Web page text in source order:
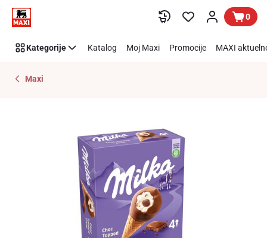
Preskoči link 0
Kategorije Katalog Moj Maxi Promocije MAXI
Maxi